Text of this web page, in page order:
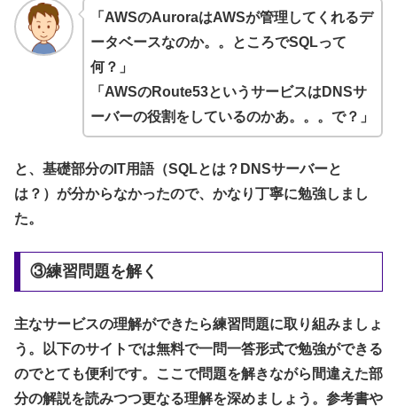
「AWSのAuroraはAWSが管理してくれるデ
ータベースなのか。。ところでSQLって
何？」
「AWSのRoute53というサービスはDNSサ
ーバーの役割をしているのかあ。。。で？」
と、基礎部分のIT用語（SQLとは？DNSサーバーと
は？）が分からなかったので、かなり丁寧に勉強しまし
た。
③練習問題を解く
主なサービスの理解ができたら練習問題に取り組みましょ
う。以下のサイトでは無料で一問一答形式で勉強ができる
のでとても便利です。ここで問題を解きながら間違えた部
分の解説を読みつつ更なる理解を深めましょう。参考書や